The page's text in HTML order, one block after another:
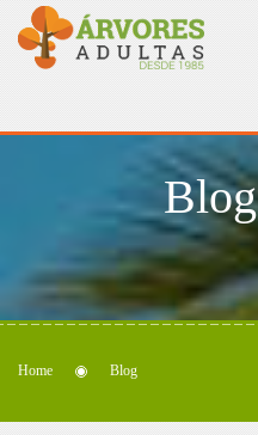
Blog
Home Blog